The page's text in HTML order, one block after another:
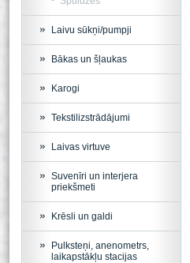
Laivu sūkņi/pumpji
Bākas un šļaukas
Karogi
Tekstilizstrādājumi
Laivas virtuve
Suvenīri un interjera
priekšmeti
Krēsli un galdi
Pulksteņi, anenometrs,
laikapstākļu stacijas